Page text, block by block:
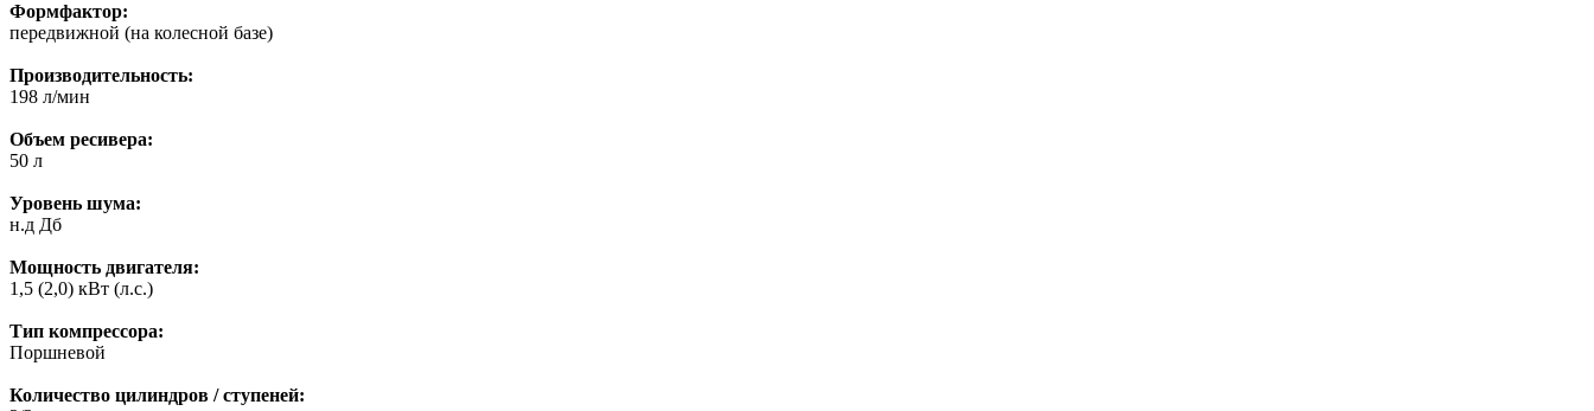
Формфактор:
передвижной (на колесной базе)
Производительность:
198 л/мин
Объем ресивера:
50 л
Уровень шума:
н.д Дб
Мощность двигателя:
1,5 (2,0) кВт (л.с.)
Тип компрессора:
Пoршневoй
Количество цилиндров / ступеней: